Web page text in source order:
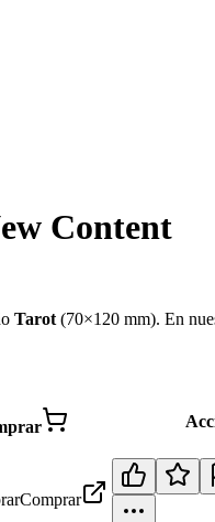
Content
Tarot (70×120 mm). En
Comprar